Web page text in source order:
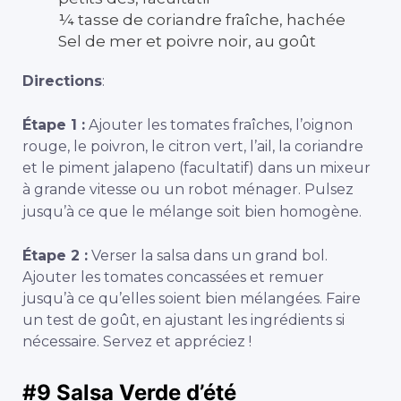
¼ tasse de coriandre fraîche, hachée
Sel de mer et poivre noir, au goût
Directions:
Étape 1 : Ajouter les tomates fraîches, l’oignon
rouge, le poivron, le citron vert, l’ail, la coriandre
et le piment jalapeno (facultatif) dans un mixeur
à grande vitesse ou un robot ménager. Pulsez
jusqu’à ce que le mélange soit bien homogène.
Étape 2 : Verser la salsa dans un grand bol.
Ajouter les tomates concassées et remuer
jusqu’à ce qu’elles soient bien mélangées. Faire
un test de goût, en ajustant les ingrédients si
nécessaire. Servez et appréciez !
#9 Salsa Verde d’été